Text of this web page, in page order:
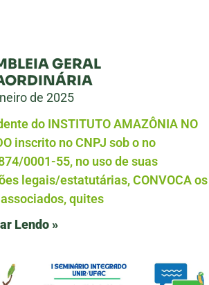
GERAL
de 2025
do INSTITUTO AMAZÔNIA NO
inscrito no CNPJ sob o no
0001-55, no uso de suas
legais/estatutárias, CONVOCA os
quites
Lendo »